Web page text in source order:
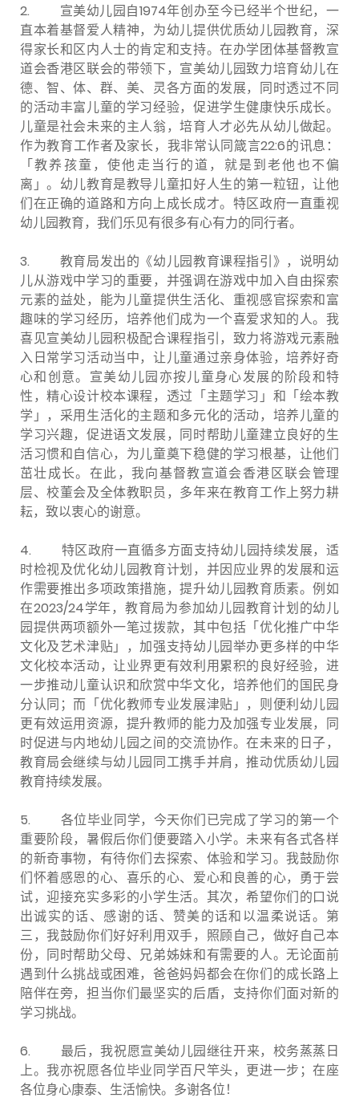
2. 宣美幼儿园自1974年创办至今已经半个世纪，一
直本着基督爱人精神，为幼儿提供优质幼儿园教育，深
得家长和区内人士的肯定和支持。在办学团体基督教宣
道会香港区联会的带领下，宣美幼儿园致力培育幼儿在
德、智、体、群、美、灵各方面的发展，同时透过不同
的活动丰富儿童的学习经验，促进学生健康快乐成长。
儿童是社会未来的主人翁，培育人才必先从幼儿做起。
作为教育工作者及家长，我非常认同箴言22:6的讯息：
「教养孩童，使他走当行的道，就是到老他也不偏
离」。幼儿教育是教导儿童扣好人生的第一粒钮，让他
们在正确的道路和方向上成长成才。特区政府一直重视
幼儿园教育，我们乐见有很多有心有力的同行者。
3. 教育局发出的《幼儿园教育课程指引》，说明幼
儿从游戏中学习的重要，并强调在游戏中加入自由探索
元素的益处，能为儿童提供生活化、重视感官探索和富
趣味的学习经历，培养他们成为一个喜爱求知的人。我
喜见宣美幼儿园积极配合课程指引，致力将游戏元素融
入日常学习活动当中，让儿童通过亲身体验，培养好奇
心和创意。宣美幼儿园亦按儿童身心发展的阶段和特
性，精心设计校本课程，透过「主题学习」和「绘本教
学」，采用生活化的主题和多元化的活动，培养儿童的
学习兴趣，促进语文发展，同时帮助儿童建立良好的生
活习惯和自信心，为儿童奠下稳健的学习根基，让他们
茁壮成长。在此，我向基督教宣道会香港区联会管理
层、校董会及全体教职员，多年来在教育工作上努力耕
耘，致以衷心的谢意。
4. 特区政府一直循多方面支持幼儿园持续发展，适
时检视及优化幼儿园教育计划，并因应业界的发展和运
作需要推出多项政策措施，提升幼儿园教育质素。例如
在2023/24学年，教育局为参加幼儿园教育计划的幼儿
园提供两项额外一笔过拨款，其中包括「优化推广中华
文化及艺术津贴」，加强支持幼儿园举办更多样的中华
文化校本活动，让业界更有效利用累积的良好经验，进
一步推动儿童认识和欣赏中华文化，培养他们的国民身
分认同；而「优化教师专业发展津贴」，则便利幼儿园
更有效运用资源，提升教师的能力及加强专业发展，同
时促进与内地幼儿园之间的交流协作。在未来的日子，
教育局会继续与幼儿园同工携手并肩，推动优质幼儿园
教育持续发展。
5. 各位毕业同学，今天你们已完成了学习的第一个
重要阶段，暑假后你们便要踏入小学。未来有各式各样
的新奇事物，有待你们去探索、体验和学习。我鼓励你
们怀着感恩的心、喜乐的心、爱心和良善的心，勇于尝
试，迎接充实多彩的小学生活。其次，希望你们的口说
出诚实的话、感谢的话、赞美的话和以温柔说话。第
三，我鼓励你们好好利用双手，照顾自己，做好自己本
份，同时帮助父母、兄弟姊妹和有需要的人。无论面前
遇到什么挑战或困难，爸爸妈妈都会在你们的成长路上
陪伴在旁，担当你们最坚实的后盾，支持你们面对新的
学习挑战。
6. 最后，我祝愿宣美幼儿园继往开来，校务蒸蒸日
上。我亦祝愿各位毕业同学百尺竿头，更进一步；在座
各位身心康泰、生活愉快。多谢各位！